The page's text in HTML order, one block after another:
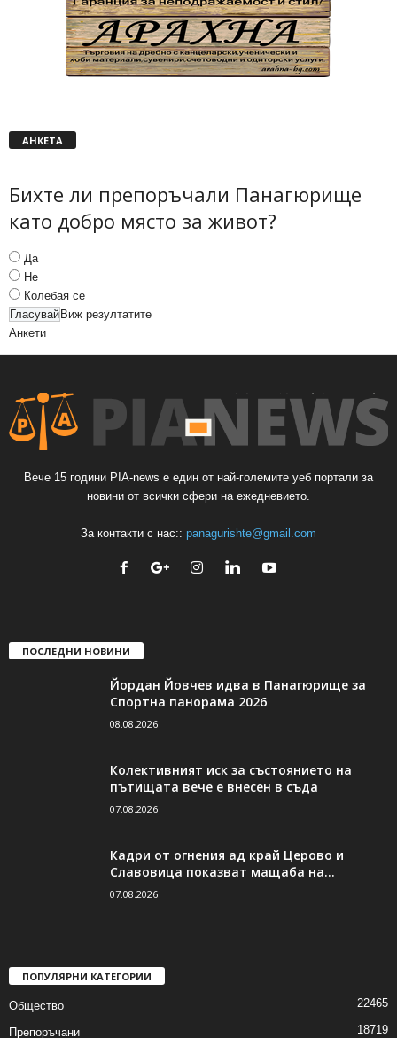
АНКЕТА
Бихте ли препоръчали Панагюрище
като добро място за живот?
Да
Не
Колебая се
Виж резултатите
Анкети
Вече 15 години PIA-news е един от най-големите уеб портали за
новини от всички сфери на ежедневието.
За контакти с нас:: panagurishte@gmail.com
ПОСЛЕДНИ НОВИНИ
Йордан Йовчев идва в Панагюрище за
Спортна панорама 2026
08.08.2026
Колективният иск за състоянието на
пътищата вече е внесен в съда
07.08.2026
Кадри от огнения ад край Церово и
Славовица показват мащаба на...
07.08.2026
ПОПУЛЯРНИ КАТЕГОРИИ
Общество 22465
Препоръчани 18719